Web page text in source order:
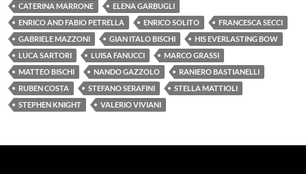
CATERINA MARRONE
ELENA GARBUGLI
ENRICO AND FABIO PETRELLA
ENRICO SOLITO
FRANCESCA SECCI
GABRIELE MAZZONI
GIAN ITALO BISCHI
HIS EVERLASTING BOW
LUCA SARTORI
LUISA FANUCCI
MARCO GRASSI
MATTEO BISCHI
NANDO GAZZOLO
RANIERO BASTIANELLI
RUBEN COSTA
STEFANO SERAFINI
STELLA MATTIOLI
STEPHEN KNIGHT
VALERIO VIVIANI